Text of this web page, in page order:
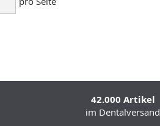
42.000 Artikel
im Dentalversand